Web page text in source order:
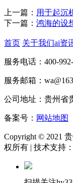
上一篇： 用于起沉
下一篇： 鸿海的设
首页 关于我们ai资
服务电话：400-
服务邮箱：
公司地址：贵州省
备案号： 网站地图
Copyright © 2021
权所有 | 技术支持：